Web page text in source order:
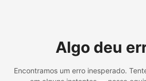
Algo deu
Encontramos um erro inesperado.